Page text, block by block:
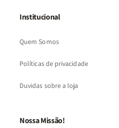
Institucional
Quem Somos
Políticas de privacidade
Duvidas sobre a loja
Nossa Missão!